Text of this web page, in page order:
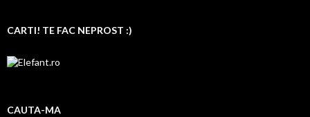
CARTI! TE FAC NEPROST :)
CAUTA-MA